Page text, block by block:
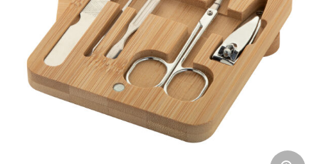
Paraplu's
Outdoor en vrije tijd
Gereedschap en veiligheid